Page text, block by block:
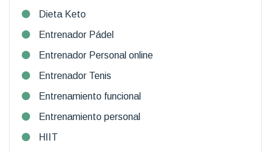
Dieta Keto
Entrenador Pádel
Entrenador Personal online
Entrenador Tenis
Entrenamiento funcional
Entrenamiento personal
HIIT